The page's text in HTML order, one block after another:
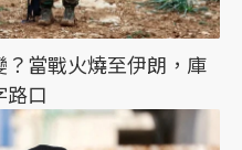
當戰火燒至伊朗，庫
路口